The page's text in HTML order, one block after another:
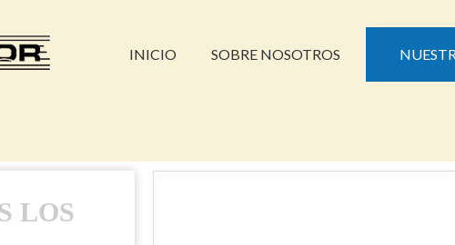
INICIO SOBRE NOSOTROS
LOS